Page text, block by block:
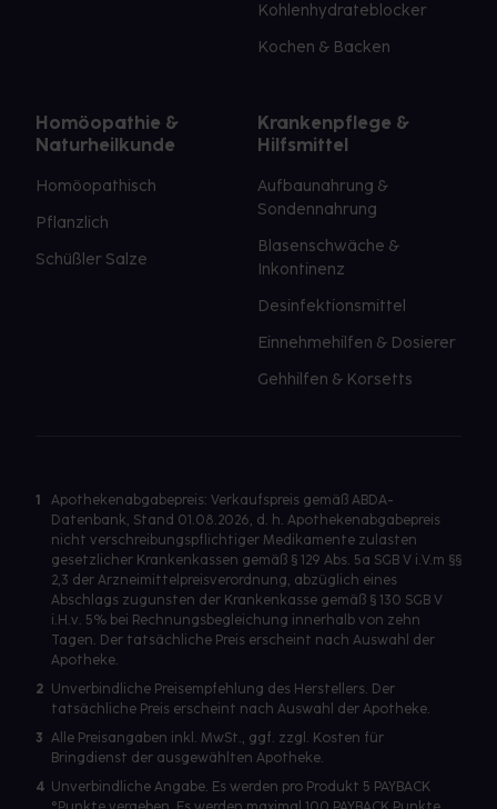
Kohlenhydrateblocker
Kochen & Backen
Homöopathie &
Naturheilkunde
Homöopathisch
Pflanzlich
Schüßler Salze
Krankenpflege &
Hilfsmittel
Aufbaunahrung &
Sondennahrung
Blasenschwäche &
Inkontinenz
Desinfektionsmittel
Einnehmehilfen & Dosierer
Gehhilfen & Korsetts
1
Apothekenabgabepreis: Verkaufspreis gemäß ABDA-
Datenbank, Stand 01.08.2026, d. h. Apothekenabgabepreis
nicht verschreibungspflichtiger Medikamente zulasten
gesetzlicher Krankenkassen gemäß § 129 Abs. 5a SGB V i.V.m §§
2,3 der Arzneimittelpreisverordnung, abzüglich eines
Abschlags zugunsten der Krankenkasse gemäß § 130 SGB V
i.H.v. 5% bei Rechnungsbegleichung innerhalb von zehn
Tagen. Der tatsächliche Preis erscheint nach Auswahl der
Apotheke.
2 Unverbindliche Preisempfehlung des Herstellers. Der
tatsächliche Preis erscheint nach Auswahl der Apotheke.
3 Alle Preisangaben inkl. MwSt., ggf. zzgl. Kosten für
Bringdienst der ausgewählten Apotheke.
4 Unverbindliche Angabe. Es werden pro Produkt 5 PAYBACK